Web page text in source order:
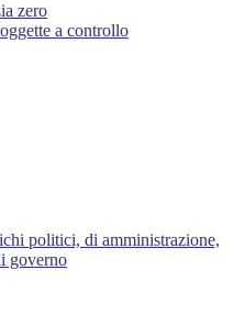
zero
a controllo
politici, di amministrazione,
governo